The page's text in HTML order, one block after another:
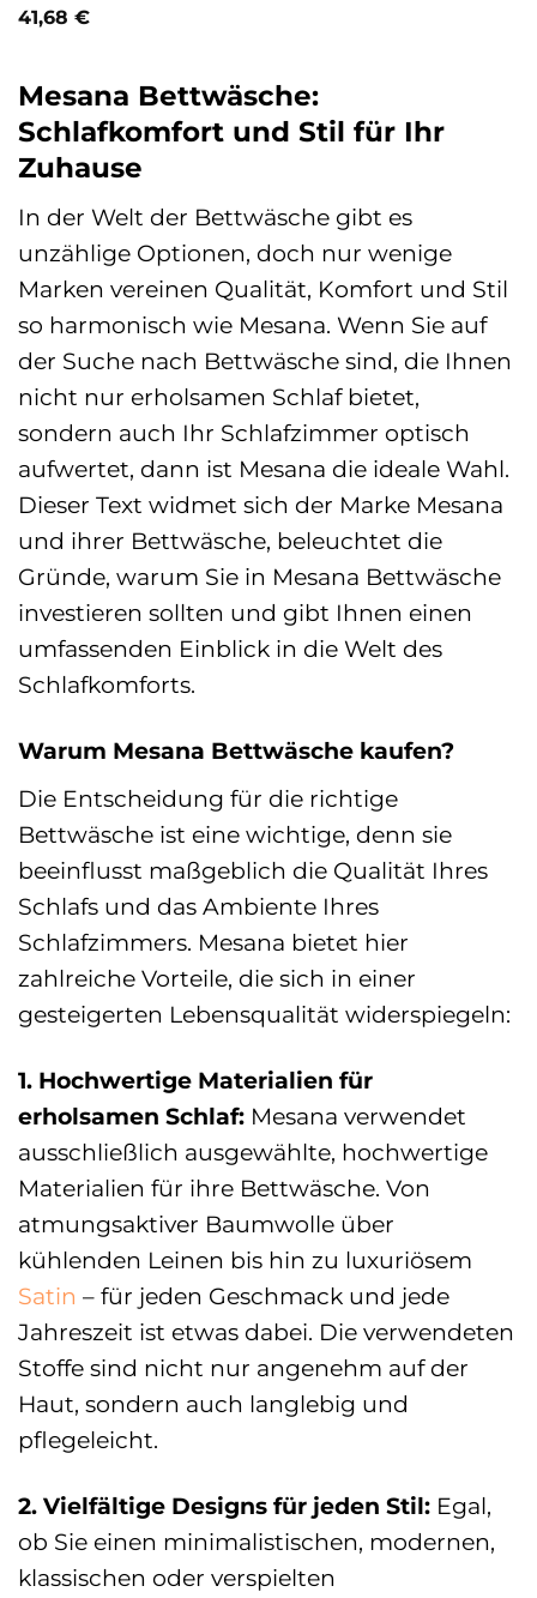
41,68 €
Mesana Bettwäsche:
Schlafkomfort und Stil für Ihr
Zuhause
In der Welt der Bettwäsche gibt es
unzählige Optionen, doch nur wenige
Marken vereinen Qualität, Komfort und Stil
so harmonisch wie Mesana. Wenn Sie auf
der Suche nach Bettwäsche sind, die Ihnen
nicht nur erholsamen Schlaf bietet,
sondern auch Ihr Schlafzimmer optisch
aufwertet, dann ist Mesana die ideale Wahl.
Dieser Text widmet sich der Marke Mesana
und ihrer Bettwäsche, beleuchtet die
Gründe, warum Sie in Mesana Bettwäsche
investieren sollten und gibt Ihnen einen
umfassenden Einblick in die Welt des
Schlafkomforts.
Warum Mesana Bettwäsche kaufen?
Die Entscheidung für die richtige
Bettwäsche ist eine wichtige, denn sie
beeinflusst maßgeblich die Qualität Ihres
Schlafs und das Ambiente Ihres
Schlafzimmers. Mesana bietet hier
zahlreiche Vorteile, die sich in einer
gesteigerten Lebensqualität widerspiegeln:
1. Hochwertige Materialien für
erholsamen Schlaf: Mesana verwendet
ausschließlich ausgewählte, hochwertige
Materialien für ihre Bettwäsche. Von
atmungsaktiver Baumwolle über
kühlenden Leinen bis hin zu luxuriösem
Satin – für jeden Geschmack und jede
Jahreszeit ist etwas dabei. Die verwendeten
Stoffe sind nicht nur angenehm auf der
Haut, sondern auch langlebig und
pflegeleicht.
2. Vielfältige Designs für jeden Stil: Egal,
ob Sie einen minimalistischen, modernen,
klassischen oder verspielten